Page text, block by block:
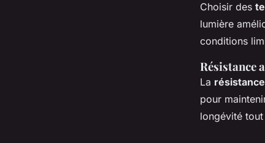
Choisir des
lumière
conditions
Résistance
La
pour
longévité